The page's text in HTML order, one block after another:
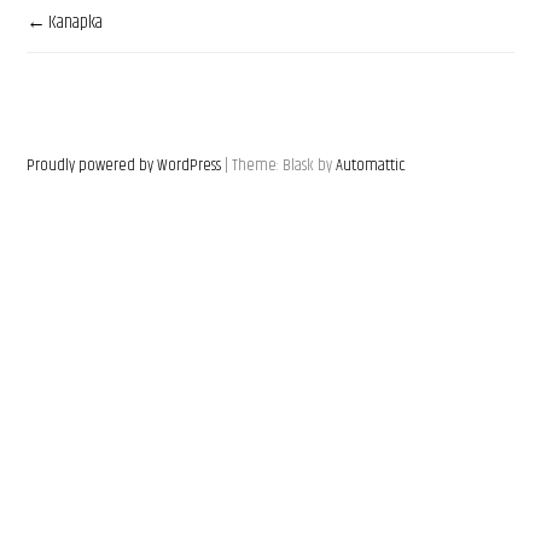
Nawigacja
Kanapka
Proudly powered by WordPress|Theme: Blask byAutomattic.